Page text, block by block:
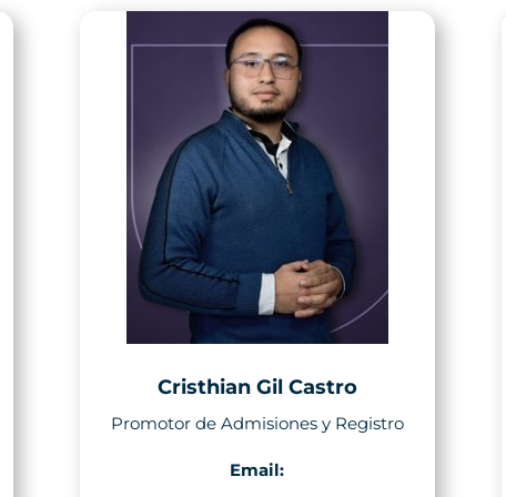
Cristhian Gil Castro
Promotor de Admisiones y Registro
Email: